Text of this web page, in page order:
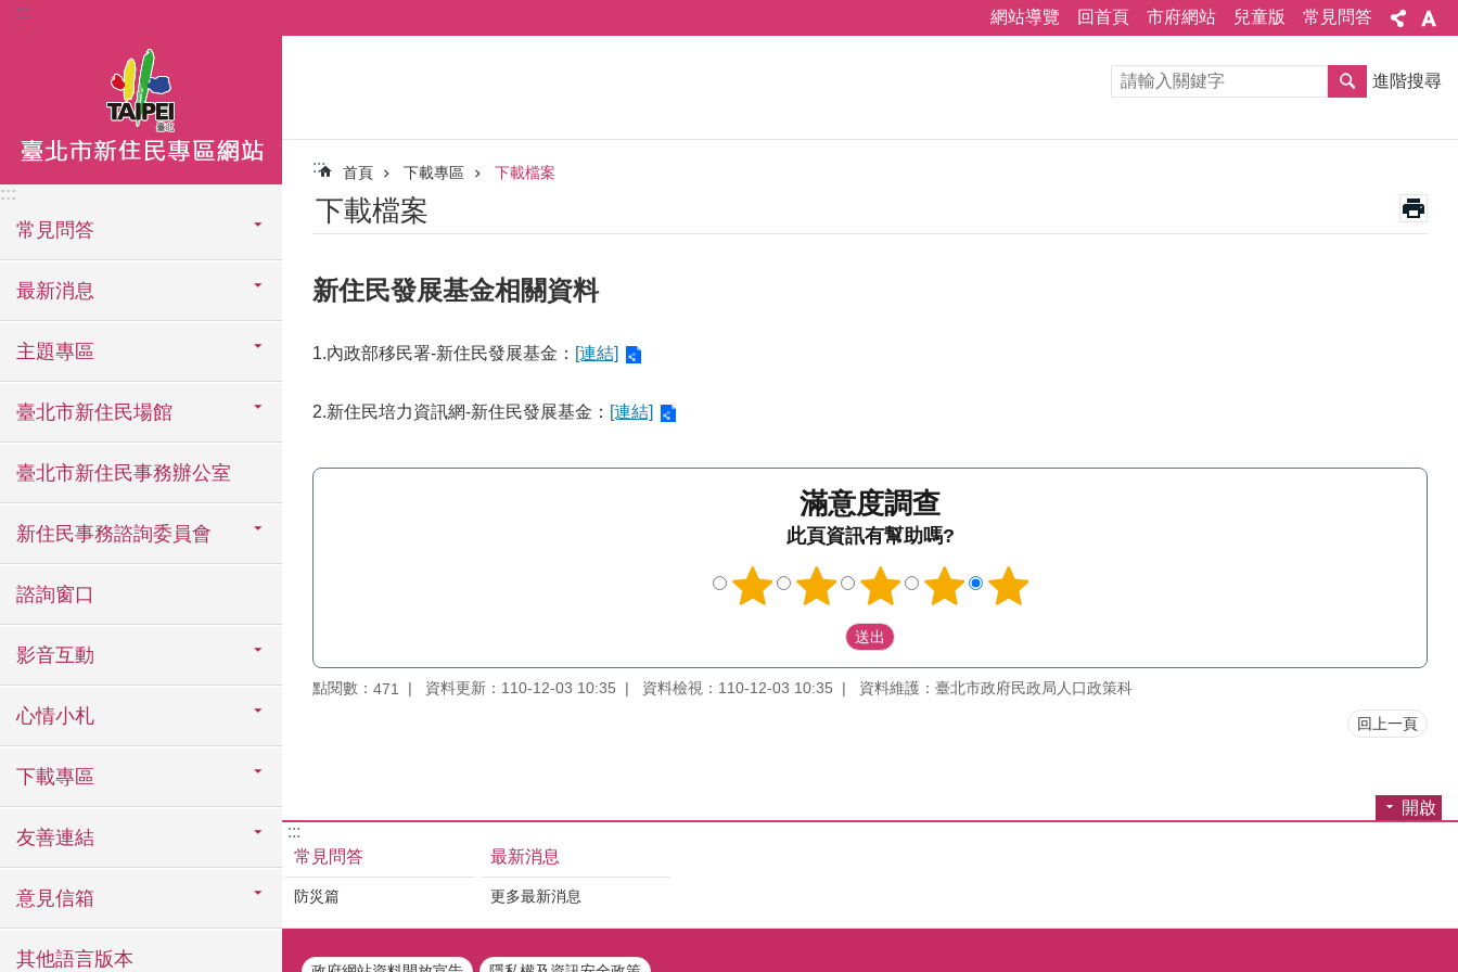
跳到主要內容區塊
::: 網站導覽 回首頁 市府網站 兒童版 常見問答
:::
常見問答
最新消息
主題專區
臺北市新住民場館
臺北市新住民事務辦公室
新住民事務諮詢委員會
諮詢窗口
影音互動
心情小札
下載專區
友善連結
意見信箱
其他語言版本
進階搜尋
::: 首頁 下載專區 下載檔案
下載檔案
新住民發展基金相關資料
1.內政部移民署-新住民發展基金： [連結]
2.新住民培力資訊網-新住民發展基金： [連結]
滿意度調查
此頁資訊有幫助嗎?
點閱數： 471 資料更新：110-12-03 10:35 資料檢視：110-12-03 10:35 資料維護：臺北市政府民政局人口政策科
回上一頁
開啟
:::
常見問答
防災篇
最新消息
更多最新消息